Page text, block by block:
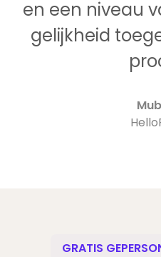
en een niveau
gelijkheid
GRATIS